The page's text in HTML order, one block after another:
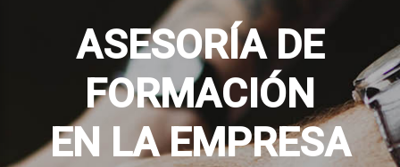
ASESORÍA DE
FORMACIÓN
EN LA EMPRESA